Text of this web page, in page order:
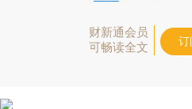
财新通会员
可畅读全文
订